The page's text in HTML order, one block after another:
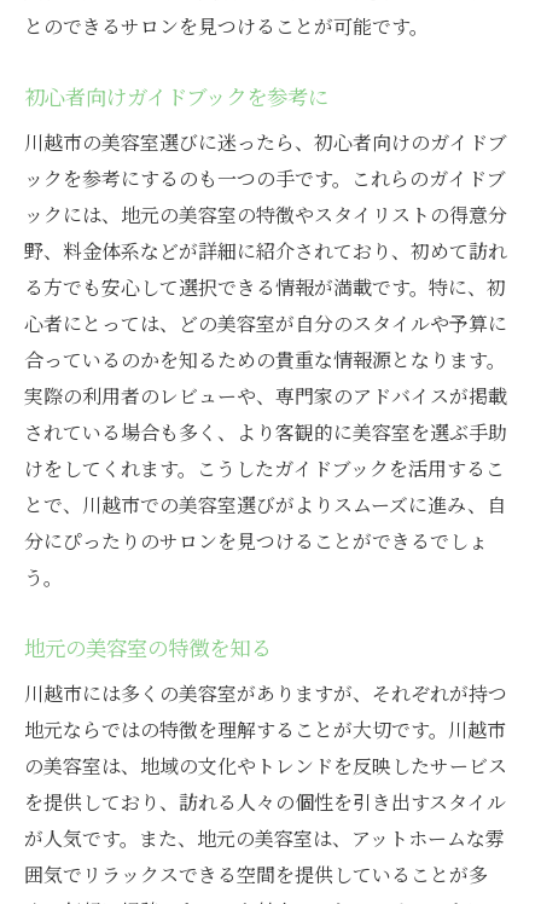
実際の施術風景を見て判断
受付スタッフの対応を確認
自分のスタイルに合った川越市の美容室の見つ
け方
自分のライフスタイルにマッチするサロン
を選ぶ
パーソナルカラー診断を活用
お試しプランを利用して判断
サロンのアフターケアサービスを比較
予算に合わせた美容室選び
自分だけの隠れ家サロンを発見
プロのアドバイスを活用する
自分のヘアヒストリーを整理
定期的な情報アップデートを心がける
新規オープンサロンのプロモーションに注
目
とのできるサロンを見つけることが可能です。
初心者向けガイドブックを参考に
川越市の美容室選びに迷ったら、初心者向けのガイドブ
ックを参考にするのも一つの手です。これらのガイドブ
ックには、地元の美容室の特徴やスタイリストの得意分
野、料金体系などが詳細に紹介されており、初めて訪れ
る方でも安心して選択できる情報が満載です。特に、初
心者にとっては、どの美容室が自分のスタイルや予算に
合っているのかを知るための貴重な情報源となります。
実際の利用者のレビューや、専門家のアドバイスが掲載
されている場合も多く、より客観的に美容室を選ぶ手助
けをしてくれます。こうしたガイドブックを活用するこ
とで、川越市での美容室選びがよりスムーズに進み、自
分にぴったりのサロンを見つけることができるでしょ
う。
地元の美容室の特徴を知る
川越市には多くの美容室がありますが、それぞれが持つ
地元ならではの特徴を理解することが大切です。川越市
の美容室は、地域の文化やトレンドを反映したサービス
を提供しており、訪れる人々の個性を引き出すスタイル
が人気です。また、地元の美容室は、アットホームな雰
囲気でリラックスできる空間を提供していることが多